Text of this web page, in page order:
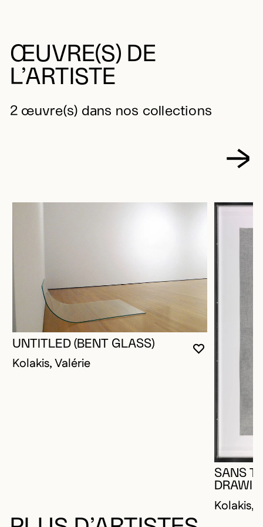
ŒUVRE(S) DE
L’ARTISTE
2 œuvre(s) dans nos collections
VOUS
FERMER
OUVRIR LA
UNTITLED (BENT GLASS)
Kolakis, Valérie
SANS
Kolakis,